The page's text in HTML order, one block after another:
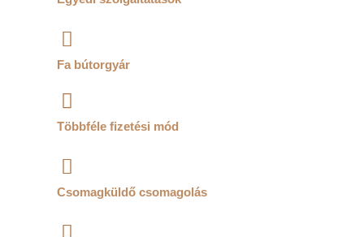
Fa bútorgyár
Többféle fizetési mód
Csomagküldő csomagolás